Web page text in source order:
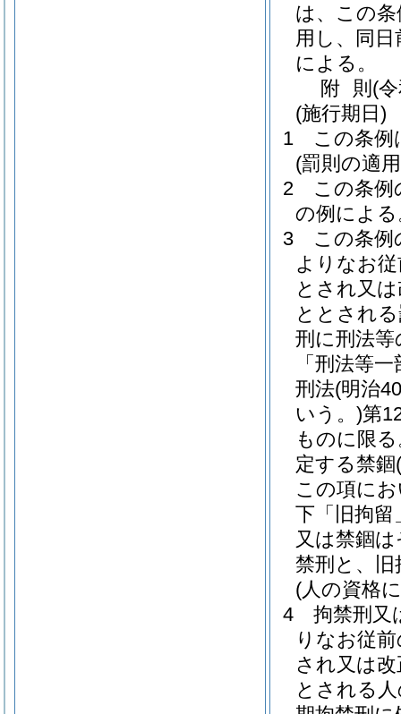
は、この
用し、同
による。
附 則 (
(施行期日)
1
この条例
(罰則の適
2
この条
の例による
3
この条例
よりなお
とされ又
ととされ
刑に刑法
「刑法等
刑法(明治
いう。)第
ものに限
定する禁錮
この項に
下「旧拘
又は禁錮
禁刑と、
(人の資格
4
拘禁刑又
りなお従
され又は
とされる